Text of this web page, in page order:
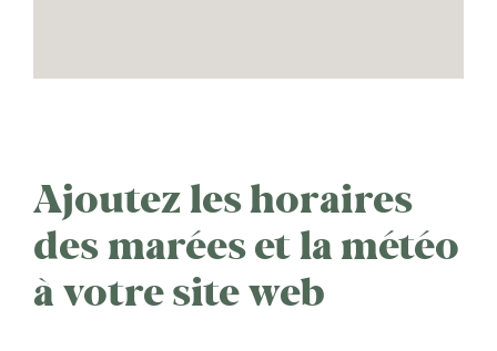
Ajoutez les horaires
des marées et la météo
à votre site web